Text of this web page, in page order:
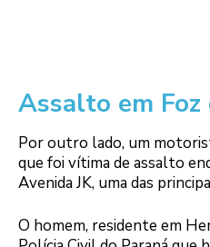
Assalto em Foz
Por outro lado, um
que foi vítima de assalto
Avenida JK, uma das
O homem, residente em